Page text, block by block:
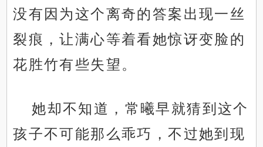
没有因为这个离奇的答案出现一丝
裂痕，让满心等着看她惊讶变脸的
花胜竹有些失望。
她却不知道，常曦早就猜到这个
孩子不可能那么乖巧，不过她到现